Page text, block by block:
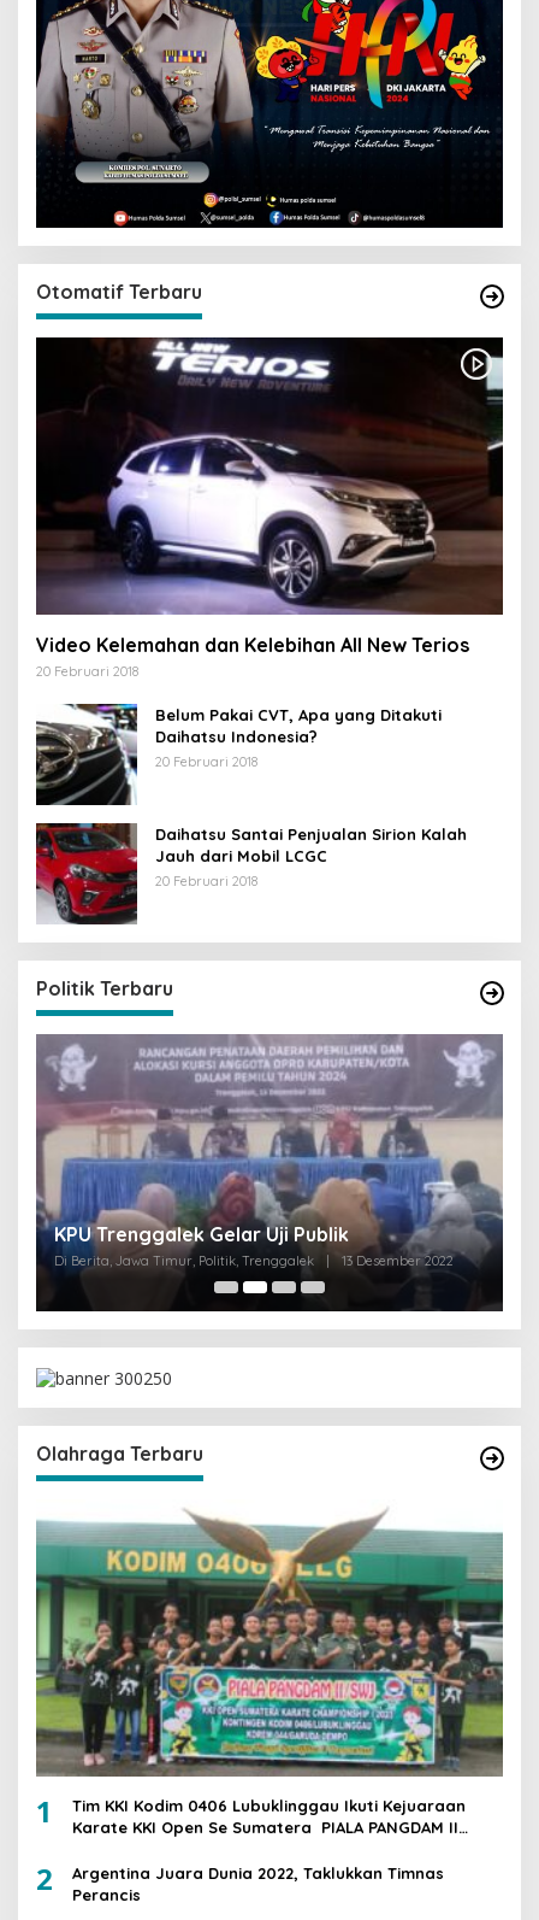
Otomatif Terbaru
Video Kelemahan dan Kelebihan All New Terios
20 Februari 2018
Belum Pakai CVT, Apa yang Ditakuti
Daihatsu Indonesia?
20 Februari 2018
Daihatsu Santai Penjualan Sirion Kalah
Jauh dari Mobil LCGC
20 Februari 2018
Politik Terbaru
KPU Trenggalek Gelar Uji Publik
Di Berita, Jawa Timur, Politik, Trenggalek 13 Desember 2022
Olahraga Terbaru
1
Tim KKI Kodim 0406 Lubuklinggau Ikuti Kejuaraan
Karate KKI Open Se Sumatera PIALA PANGDAM II
2
Argentina Juara Dunia 2022, Taklukkan Timnas
Perancis